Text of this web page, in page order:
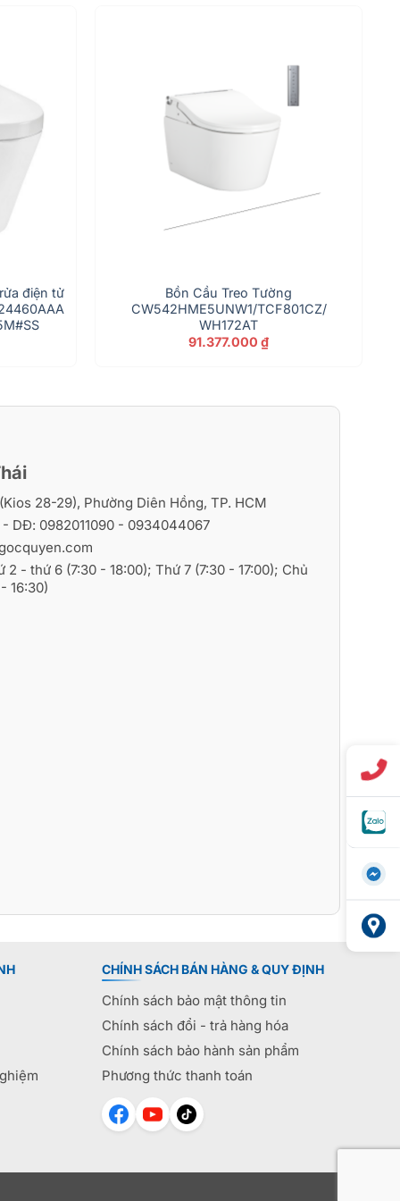
điện tử
Bồn Cầu Treo Tường
CW542HME5UNW1/TCF801CZ/
WH172AT
91.377.000 ₫
28-29), Phường Diên Hồng, TP. HCM
- DĐ: 0982011090- 0934044067
2 - thứ 6 (7:30 - 18:00); Thứ 7 (7:30 - 17:00); Chủ
16:30)
CHÍNH SÁCH BÁN HÀNG & QUY ĐỊNH
Chính sách bảo mật thông tin
Chính sách đổi - trả hàng hóa
Chính sách bảo hành sản phẩm
Phương thức thanh toán